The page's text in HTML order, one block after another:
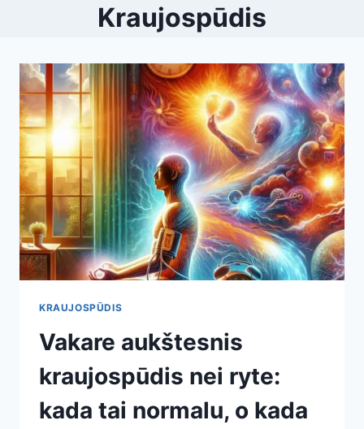
Kraujospūdis
KRAUJOSPŪDIS
Vakare aukštesnis
kraujospūdis nei ryte:
kada tai normalu, o kada